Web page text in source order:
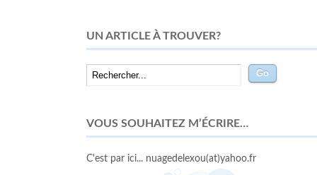
UN ARTICLE À TROUVER?
VOUS SOUHAITEZ M’ÉCRIRE…
C'est par ici... nuagedelexou(at)yahoo.fr